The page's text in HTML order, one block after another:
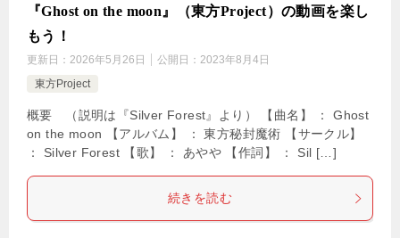
『Ghost on the moon』（東方Project）の動画を楽し
もう！
更新日： 2026年5月26日 公開日： 2023年8月4日
東方Project
概要 （説明は『Silver Forest』より） 【曲名】 ： Ghost
on the moon 【アルバム】 ： 東方秘封魔術 【サークル】
： Silver Forest 【歌】 ： あやや 【作詞】 ： Sil […]
続きを読む